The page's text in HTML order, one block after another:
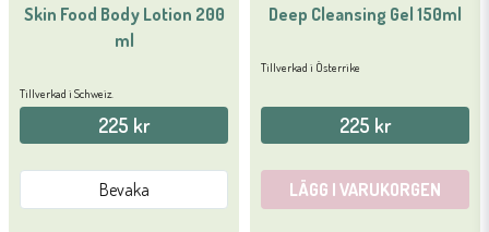
Skin Food Body Lotion 200
ml
Tillverkad i Schweiz.
225 kr
Bevaka
Deep Cleansing Gel 150ml
Tillverkad i Österrike
225 kr
LÄGG I VARUKORGEN